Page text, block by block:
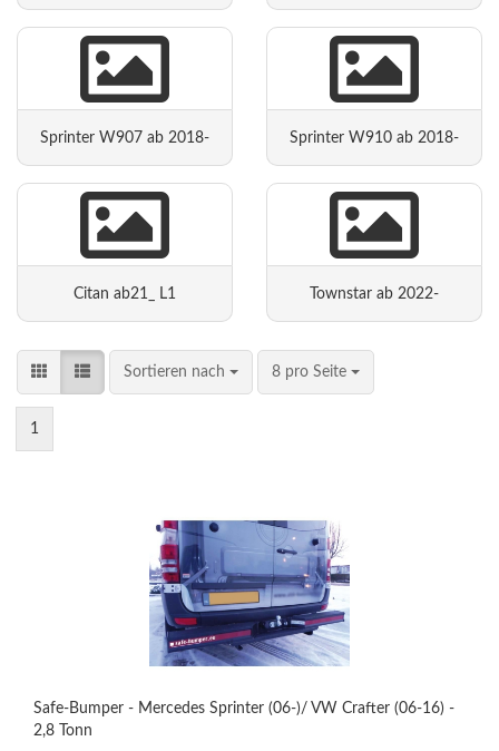
Sprinter W907 ab 2018- Sprinter W910 ab 2018-
Citan ab21_ L1 Townstar ab 2022-
Sortieren nach 8 pro Seite
1
Safe-Bumper - Mercedes Sprinter (06-)/ VW Crafter (06-16) -
2,8 Tonn